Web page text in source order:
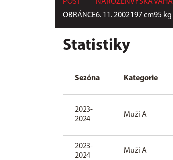
POST
OBRÁNCE
NAROZEN
6. 11. 2002
VÝŠKA
197cm
VÁHA
95 kg
Statistiky
Sezóna Kategorie
2023-
2024
Muži A
2023-
2024
Muži A